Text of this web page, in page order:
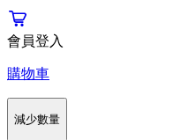
會員登入
購物車
減少數量